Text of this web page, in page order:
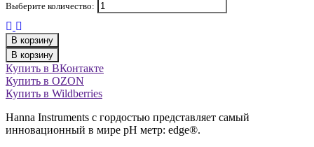
Выберите количество:
В корзину
В корзину
Купить в ВКонтакте
Купить в OZON
Купить в Wildberries
Hanna Instruments с гордостью представляет самый
инновационный в мире рН метр: edge®.